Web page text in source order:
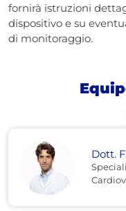
fornirà istruzioni
dispositivo e su
di monitoraggio.
Dott.